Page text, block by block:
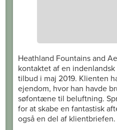
Heathland Fountains and
kontaktet af en
tilbud i maj 2019. Klienten
ejendom, hvor han havde
søfontæne til beluftning.
for at skabe en fantastisk
også en del af klientbriefen.